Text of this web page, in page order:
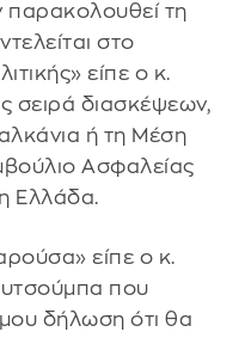
παρακολουθεί τη
στο
είπε ο κ.
σειρά διασκέψεων,
ή τη Μέση
Ασφαλείας
Ελλάδα.
είπε ο κ.
που
δήλωση ότι θα